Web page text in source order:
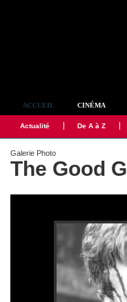
ACCUEIL CINÉMA
Actualité De A à Z
Galerie Photo
The Good